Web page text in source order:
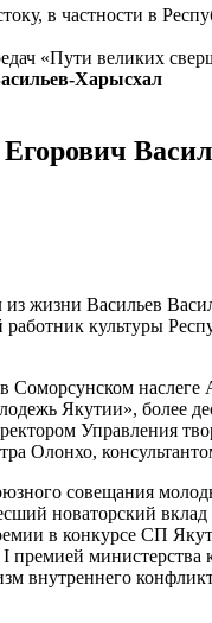
в частности в
«Пути великих
Харысхал
жизни Васильев
культуры
наслеге
Якутии», более
Управления
Олонхо,
совещания
новаторский
в конкурсе СП
внутреннего